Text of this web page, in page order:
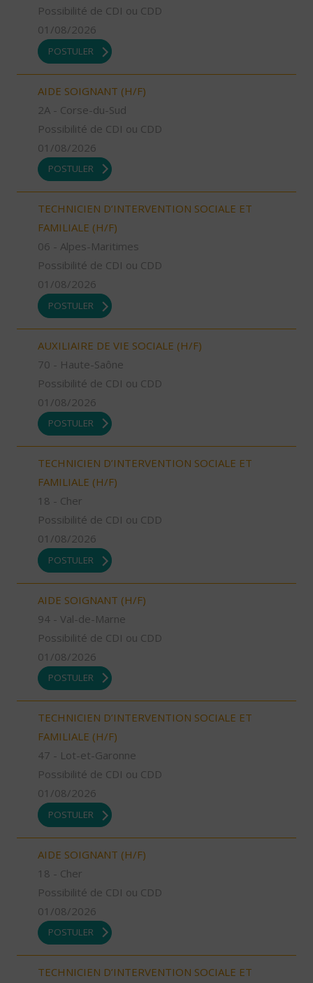
Possibilité de CDI ou CDD
01/08/2026
POSTULER
AIDE SOIGNANT (H/F)
2A - Corse-du-Sud
Possibilité de CDI ou CDD
01/08/2026
POSTULER
TECHNICIEN D’INTERVENTION SOCIALE ET
FAMILIALE (H/F)
06 - Alpes-Maritimes
Possibilité de CDI ou CDD
01/08/2026
POSTULER
AUXILIAIRE DE VIE SOCIALE (H/F)
70 - Haute-Saône
Possibilité de CDI ou CDD
01/08/2026
POSTULER
TECHNICIEN D’INTERVENTION SOCIALE ET
FAMILIALE (H/F)
18 - Cher
Possibilité de CDI ou CDD
01/08/2026
POSTULER
AIDE SOIGNANT (H/F)
94 - Val-de-Marne
Possibilité de CDI ou CDD
01/08/2026
POSTULER
TECHNICIEN D’INTERVENTION SOCIALE ET
FAMILIALE (H/F)
47 - Lot-et-Garonne
Possibilité de CDI ou CDD
01/08/2026
POSTULER
AIDE SOIGNANT (H/F)
18 - Cher
Possibilité de CDI ou CDD
01/08/2026
POSTULER
TECHNICIEN D’INTERVENTION SOCIALE ET